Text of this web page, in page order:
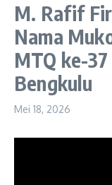
M. Rafif
Nama
MTQ ke-
Bengkulu
Mei 18, 2026